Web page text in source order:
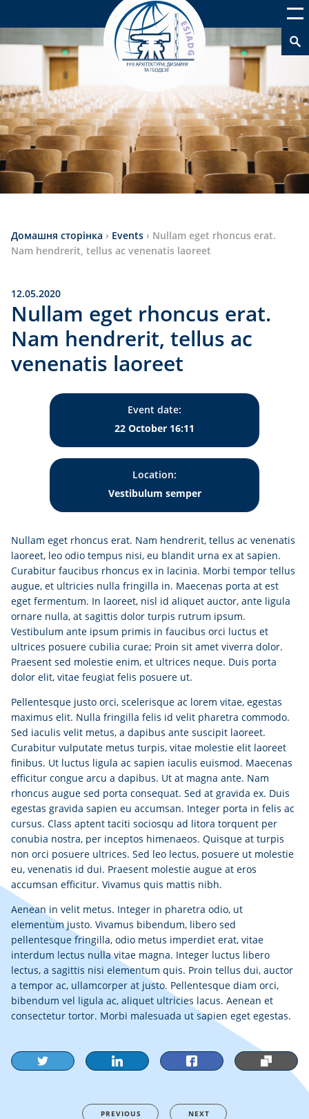
Домашня сторінка › Events › Nullam eget rhoncus erat.
Nam hendrerit, tellus ac venenatis laoreet
12.05.2020
Nullam eget rhoncus erat.
Nam hendrerit, tellus ac
venenatis laoreet
Event date:
22 October 16:11
Location:
Vestibulum semper
Nullam eget rhoncus erat. Nam hendrerit, tellus ac venenatis
laoreet, leo odio tempus nisi, eu blandit urna ex at sapien.
Curabitur faucibus rhoncus ex in lacinia. Morbi tempor tellus
augue, et ultricies nulla fringilla in. Maecenas porta at est
eget fermentum. In laoreet, nisl id aliquet auctor, ante ligula
ornare nulla, at sagittis dolor turpis rutrum ipsum.
Vestibulum ante ipsum primis in faucibus orci luctus et
ultrices posuere cubilia curae; Proin sit amet viverra dolor.
Praesent sed molestie enim, et ultrices neque. Duis porta
dolor elit, vitae feugiat felis posuere ut.
Pellentesque justo orci, scelerisque ac lorem vitae, egestas
maximus elit. Nulla fringilla felis id velit pharetra commodo.
Sed iaculis velit metus, a dapibus ante suscipit laoreet.
Curabitur vulputate metus turpis, vitae molestie elit laoreet
finibus. Ut luctus ligula ac sapien iaculis euismod. Maecenas
efficitur congue arcu a dapibus. Ut at magna ante. Nam
rhoncus augue sed porta consequat. Sed at gravida ex. Duis
egestas gravida sapien eu accumsan. Integer porta in felis ac
cursus. Class aptent taciti sociosqu ad litora torquent per
conubia nostra, per inceptos himenaeos. Quisque at turpis
non orci posuere ultrices. Sed leo lectus, posuere ut molestie
eu, venenatis id dui. Praesent molestie augue at eros
accumsan efficitur. Vivamus quis mattis nibh.
Aenean in velit metus. Integer in pharetra odio, ut
elementum justo. Vivamus bibendum, libero sed
pellentesque fringilla, odio metus imperdiet erat, vitae
interdum lectus nulla vitae magna. Integer luctus libero
lectus, a sagittis nisi elementum quis. Proin tellus dui, auctor
a tempor ac, ullamcorper at justo. Pellentesque diam orci,
bibendum vel ligula ac, aliquet ultricies lacus. Aenean et
consectetur tortor. Morbi malesuada ut sapien eget egestas.
PREVIOUS NEXT